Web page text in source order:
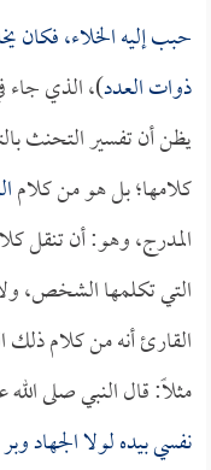
حبب إليه الخلاء، فكان
ذوات العدد)، الذي جاء
يظن أن تفسير التحنث
كلامها؛ بل هو من كلام
المدرج، وهو: أن تنقل
التي تكلمها الشخص،
القارئ أنه من كلام
مثلاً: قال النبي صلى
نفسي بيده لولا الجهاد